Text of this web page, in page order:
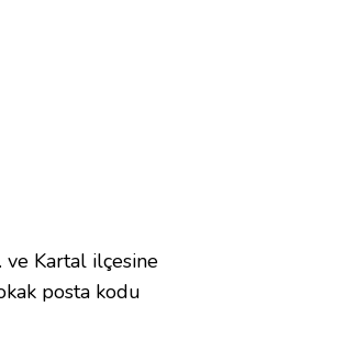
Kartal ilçesine
posta kodu